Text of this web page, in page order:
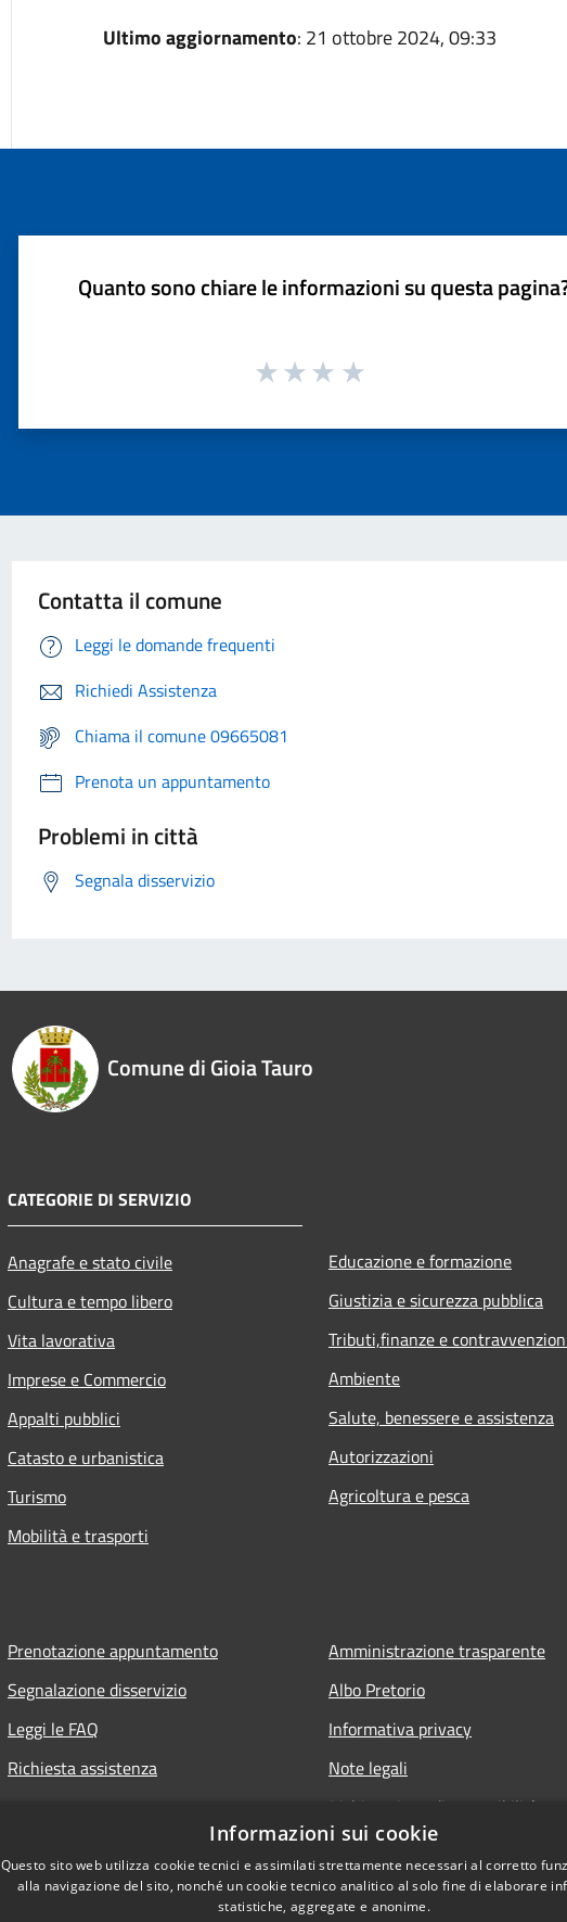
Ultimo aggiornamento: 21 ottobre 2024, 09:33
Quanto sono chiare le informazioni su questa
Contatta il comune
Leggi le domande frequenti
Richiedi Assistenza
Chiama il comune 09665081
Prenota un appuntamento
Problemi in città
Segnala disservizio
Comune di Gioia Tauro
CATEGORIE DI SERVIZIO
Anagrafe e stato civile
Cultura e tempo libero
Vita lavorativa
Imprese e Commercio
Appalti pubblici
Catasto e urbanistica
Turismo
Mobilità e trasporti
Educazione e formazione
Giustizia e sicurezza pubblica
Tributi,finanze e
Ambiente
Salute, benessere e assistenza
Autorizzazioni
Agricoltura e pesca
Prenotazione appuntamento
Segnalazione disservizio
Leggi le FAQ
Richiesta assistenza
Amministrazione trasparente
Albo Pretorio
Informativa privacy
Note legali
Dichiarazione di accessibilità
Accesso Riservato Forze di
Archivio vecchio sito
Informazioni sui cookie
Questo sito web utilizza cookie tecnici e assimilati strettamente necessari al corretto
alla navigazione del sito, nonché un cookie tecnico analitico al solo fine di elaborare
statistiche, aggregate e anonime.